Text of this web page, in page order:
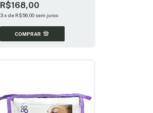
R$168,00
3x de R$56,00 sem juros